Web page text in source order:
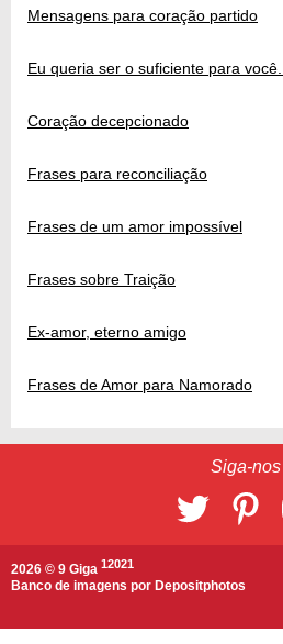
Mensagens para coração partido
Eu queria ser o suficiente para você...
Coração decepcionado
Frases para reconciliação
Frases de um amor impossível
Frases sobre Traição
Ex-amor, eterno amigo
Frases de Amor para Namorado
Siga-nos
2026 © 9 Giga 12021
Banco de imagens por Depositphotos